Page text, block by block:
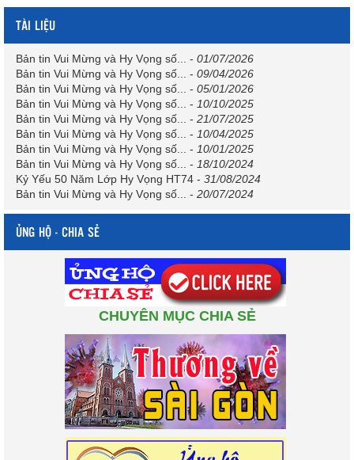
TÀI LIỆU
Bản tin Vui Mừng và Hy Vọng số... - 01/07/2026
Bản tin Vui Mừng và Hy Vọng số... - 09/04/2026
Bản tin Vui Mừng và Hy Vọng số... - 05/01/2026
Bản tin Vui Mừng và Hy Vọng số... - 10/10/2025
Bản tin Vui Mừng và Hy Vọng số... - 21/07/2025
Bản tin Vui Mừng và Hy Vọng số... - 10/04/2025
Bản tin Vui Mừng và Hy Vọng số... - 10/01/2025
Bản tin Vui Mừng và Hy Vọng số... - 18/10/2024
Kỷ Yếu 50 Năm Lớp Hy Vọng HT74 - 31/08/2024
Bản tin Vui Mừng và Hy Vọng số... - 20/07/2024
ỦNG HỘ - CHIA SẺ
CHUYÊN MỤC CHIA SẺ